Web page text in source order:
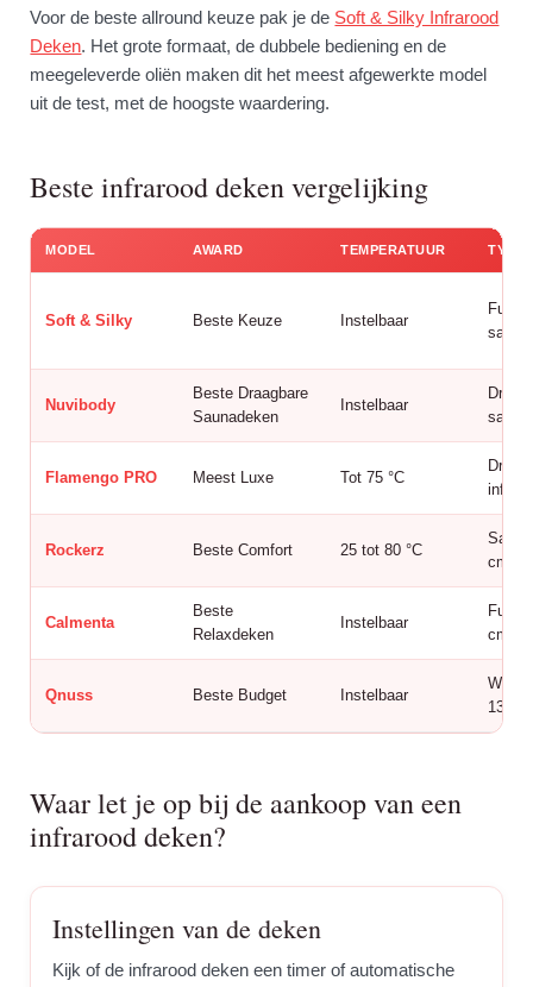
Voor de beste allround keuze pak je de Soft & Silky Infrarood
Deken. Het grote formaat, de dubbele bediening en de
meegeleverde oliën maken dit het meest afgewerkte model
uit de test, met de hoogste waardering.
Beste infrarood deken vergelijking
MODEL AWARD TEMPERATUUR TYPE
Soft & Silky Beste Keuze Instelbaar
Full
Nuvibody
Beste Draagbare
Saunadeken
Instelbaar
Flamengo PRO Meest Luxe Tot 75 °C
Rockerz Beste Comfort 25 tot 80 °C
cm
Calmenta
Beste
Relaxdeken
Instelbaar
Full
cm
Qnuss Beste Budget Instelbaar
Waar let je op bij de aankoop van een
infrarood deken?
Instellingen van de deken
Kijk of de infrarood deken een timer of automatische